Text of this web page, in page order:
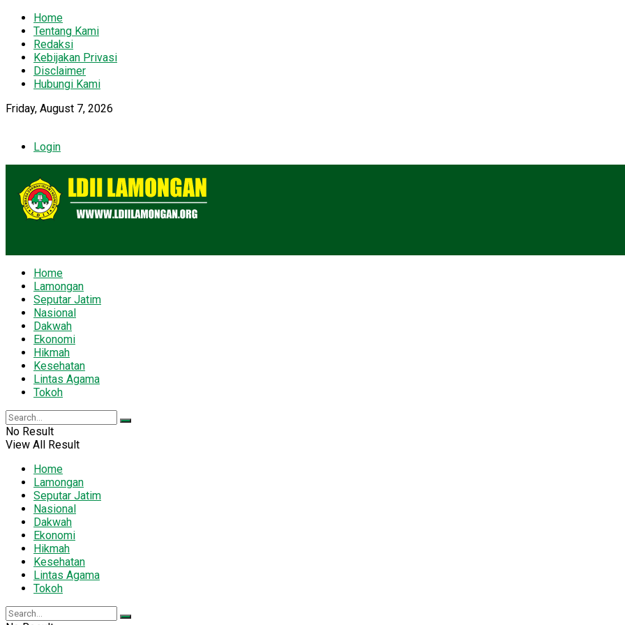
Home
Tentang Kami
Redaksi
Kebijakan Privasi
Disclaimer
Hubungi Kami
Friday, August 7, 2026
Login
Home
Lamongan
Seputar Jatim
Nasional
Dakwah
Ekonomi
Hikmah
Kesehatan
Lintas Agama
Tokoh
No Result
View All Result
Home
Lamongan
Seputar Jatim
Nasional
Dakwah
Ekonomi
Hikmah
Kesehatan
Lintas Agama
Tokoh